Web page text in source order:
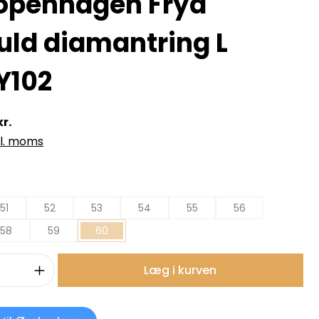
diamantring L
moms
51 52 53 54 55
56
58 59 60
Indtast det ønskede
Læg i kurven